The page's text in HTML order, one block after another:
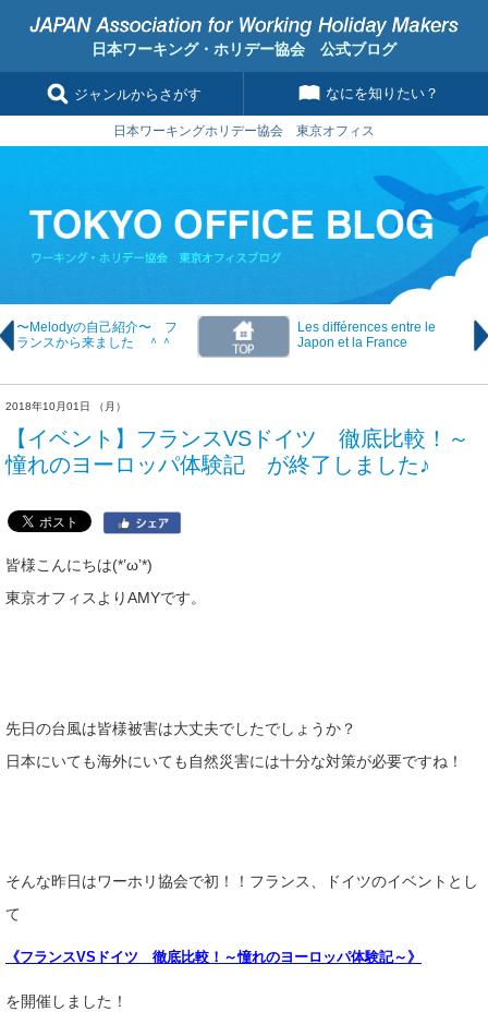
日本ワーキング・ホリデー協会 公式ブログ
ジャンルからさがす なにを知りたい？
日本ワーキングホリデー協会 東京オフィス
〜Melodyの自己紹介〜 フ
ランスから来ました ＾＾
Les différences entre le
Japon et la France
2018年10月01日 （月）
【イベント】フランスVSドイツ 徹底比較！～
憧れのヨーロッパ体験記 が終了しました♪
皆様こんにちは(*’ω’*)
東京オフィスよりAMYです。
先日の台風は皆様被害は大丈夫でしたでしょうか？
日本にいても海外にいても自然災害には十分な対策が必要ですね！
そんな昨日はワーホリ協会で初！！フランス、ドイツのイベントとし
て
《フランスVSドイツ 徹底比較！～憧れのヨーロッパ体験記～》
を開催しました！